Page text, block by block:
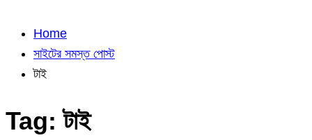
Home
সাইটের সমস্ত পোস্ট
টাই
Tag:টাই